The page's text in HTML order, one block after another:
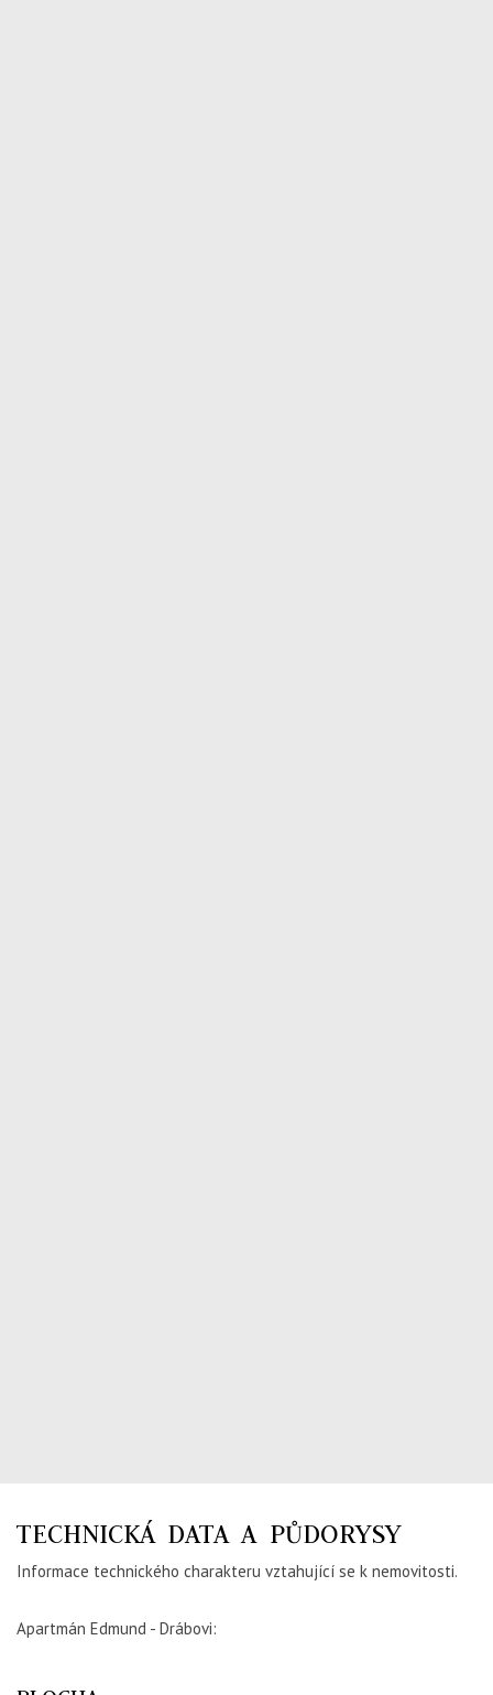
TECHNICKÁ DATA A PŮDORYSY
Informace technického charakteru vztahující se k nemovitosti.
Apartmán Edmund - Drábovi: